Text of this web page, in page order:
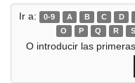
Ir a: 0-9 A B C D
O
P Q R S
O introducir las